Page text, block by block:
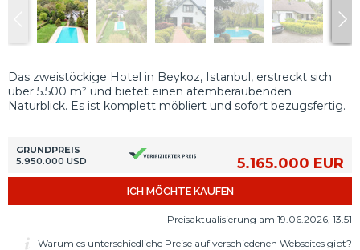
Das zweistöckige Hotel in Beykoz, Istanbul, erstreckt sich
über 5.500 m² und bietet einen atemberaubenden
Naturblick. Es ist komplett möbliert und sofort bezugsfertig.
GRUNDPREIS
5.950.000 USD
5.165.000 EUR
ICH MÖCHTE KAUFEN
Preisaktualisierung am 19.06.2026, 13.51
Warum es unterschiedliche Preise auf verschiedenen Webseites gibt?